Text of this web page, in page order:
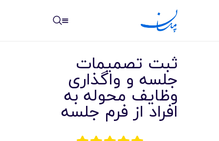
خانه
نوشته ها
ثبت تصمیمات
جلسه و واگذاری
وظایف محوله به
افراد از فرم جلسه